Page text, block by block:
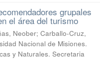
grupales
el área del turismo
Neober; Carballo-Cruz,
Nacional de Misiones.
y Naturales. Secretaria